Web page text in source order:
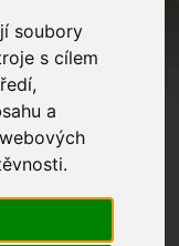
soubory
s cílem
a